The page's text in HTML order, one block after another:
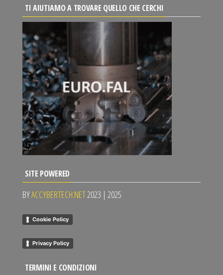
TI AIUTIAMO A TROVARE QUELLO CHE CERCHI
SITE POWERED
BYACCYBERTECH.NET2023 | 2025
Cookie Policy
Privacy Policy
TERMINI E CONDIZIONI